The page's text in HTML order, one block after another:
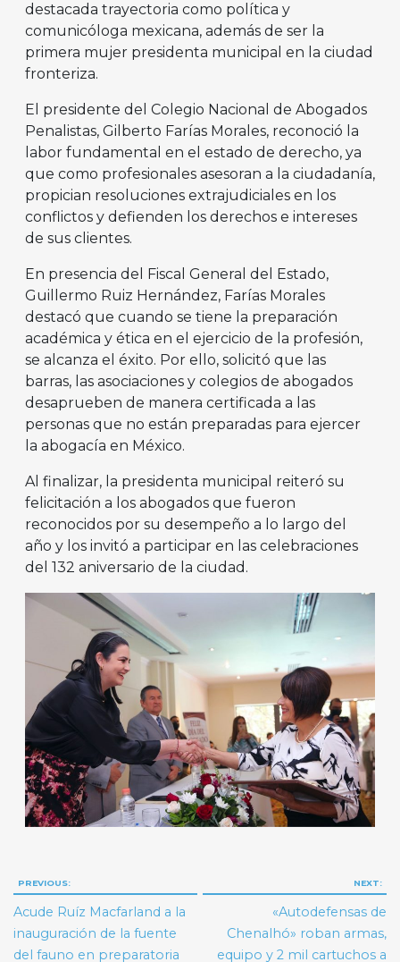
destacada trayectoria como política y
comunicóloga mexicana, además de ser la
primera mujer presidenta municipal en la ciudad
fronteriza.
El presidente del Colegio Nacional de Abogados
Penalistas, Gilberto Farías Morales, reconoció la
labor fundamental en el estado de derecho, ya
que como profesionales asesoran a la ciudadanía,
propician resoluciones extrajudiciales en los
conflictos y defienden los derechos e intereses
de sus clientes.
En presencia del Fiscal General del Estado,
Guillermo Ruiz Hernández, Farías Morales
destacó que cuando se tiene la preparación
académica y ética en el ejercicio de la profesión,
se alcanza el éxito. Por ello, solicitó que las
barras, las asociaciones y colegios de abogados
desaprueben de manera certificada a las
personas que no están preparadas para ejercer
la abogacía en México.
Al finalizar, la presidenta municipal reiteró su
felicitación a los abogados que fueron
reconocidos por su desempeño a lo largo del
año y los invitó a participar en las celebraciones
del 132 aniversario de la ciudad.
Navegación
de
entradas
PREVIOUS:
Acude Ruíz Macfarland a la
inauguración de la fuente
del fauno en preparatoria
NEXT:
«Autodefensas de
Chenalhó» roban armas,
equipo y 2 mil cartuchos a